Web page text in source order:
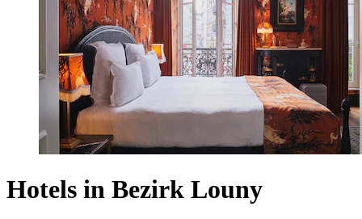
Hotels in Bezirk Louny